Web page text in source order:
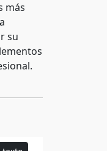
más
su